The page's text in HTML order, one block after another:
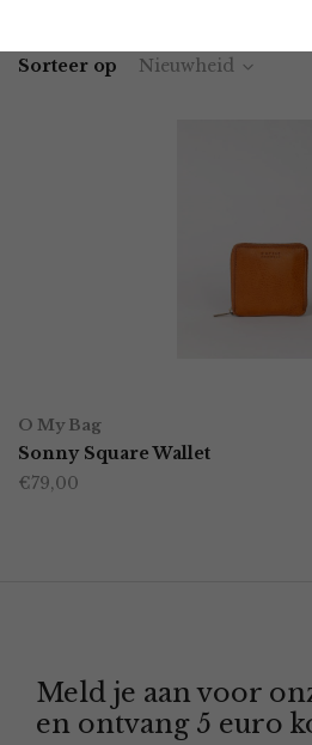
Sorteer op Nieuwheid
product
heeft
kan
gekozen
O My Bag
Sonny Square Wallet
€79,00
Meld je aan voor
en ontvang 5 euro